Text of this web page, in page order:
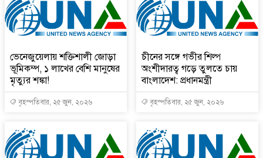
ভেনেজুয়েলায় শক্তিশালী জোড়া
ভূমিকম্প, ১ লাখের বেশি মানুষের
মৃত্যুর শঙ্কা!
বৃহস্পতিবার, ২৫ জুন, ২০২৬
চীনের সঙ্গে গভীর শিল্প
অংশীদারত্ব গড়ে তুলতে চায়
বাংলাদেশ: প্রধানমন্ত্রী
বৃহস্পতিবার, ২৫ জুন, ২০২৬